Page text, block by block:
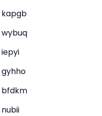
kapgb
wybuq
iepyi
gyhho
bfdkm
nubii